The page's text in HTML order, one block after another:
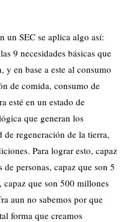
un SEC se aplica algo así:
9 necesidades básicas que
y en base a este al consumo
de comida, consumo de
esté en un estado de
que generan los
regeneración de la tierra,
Para lograr esto, capaz
personas, capaz que son 5
que son 500 millones
aun no sabemos por que
forma que creamos